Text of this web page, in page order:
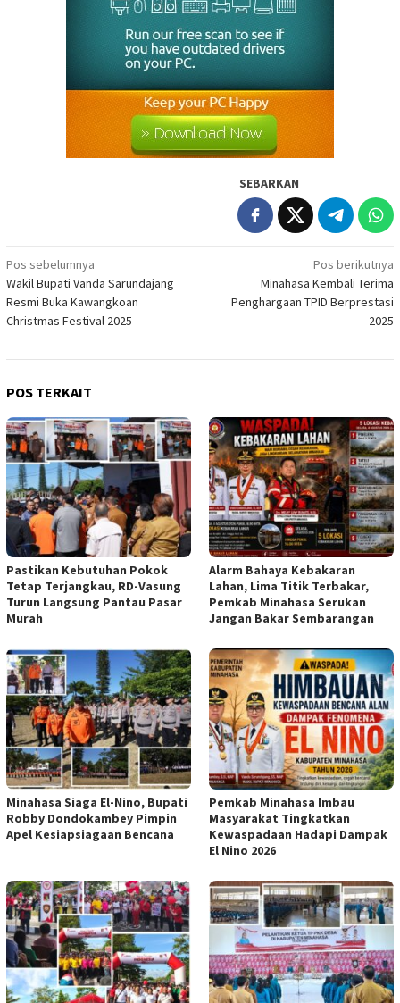
SEBARKAN
Navigasi
pos
Pos sebelumnya
Wakil Bupati Vanda Sarundajang
Resmi Buka Kawangkoan
Christmas Festival 2025
Pos berikutnya
Minahasa Kembali Terima
Penghargaan TPID Berprestasi
2025
POS TERKAIT
Pastikan Kebutuhan Pokok
Tetap Terjangkau, RD-Vasung
Turun Langsung Pantau Pasar
Murah
Alarm Bahaya Kebakaran
Lahan, Lima Titik Terbakar,
Pemkab Minahasa Serukan
Jangan Bakar Sembarangan
Minahasa Siaga El-Nino, Bupati
Robby Dondokambey Pimpin
Apel Kesiapsiagaan Bencana
Pemkab Minahasa Imbau
Masyarakat Tingkatkan
Kewaspadaan Hadapi Dampak
El Nino 2026